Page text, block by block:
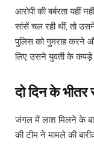
आरोपी की बर्बरता यहीं
सांसें चल रही थीं, तो
पुलिस को गुमराह करने
लिए उसने युवती के कपड़े
दो दिन के भीतर
जंगल में लाश मिलने के
की टीम ने मामले की